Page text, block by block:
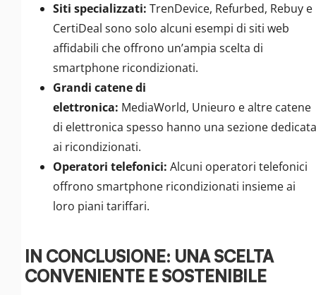
Siti specializzati: TrenDevice, Refurbed, Rebuy e
CertiDeal sono solo alcuni esempi di siti web
affidabili che offrono un’ampia scelta di
smartphone ricondizionati.
Grandi catene di
elettronica: MediaWorld, Unieuro e altre catene
di elettronica spesso hanno una sezione dedicata
ai ricondizionati.
Operatori telefonici: Alcuni operatori telefonici
offrono smartphone ricondizionati insieme ai
loro piani tariffari.
IN CONCLUSIONE: UNA SCELTA
CONVENIENTE E SOSTENIBILE